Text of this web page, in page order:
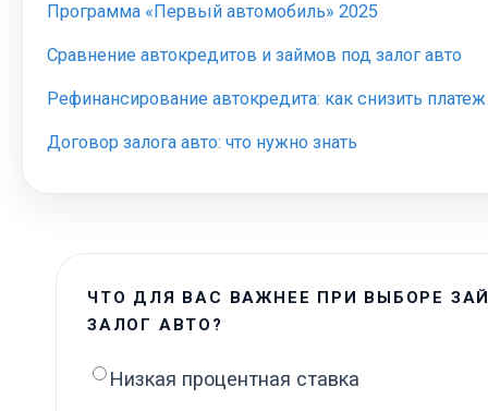
Программа «Первый автомобиль» 2025
Сравнение автокредитов и займов под залог авто
Рефинансирование автокредита: как снизить платеж
Договор залога авто: что нужно знать
ЧТО ДЛЯ ВАС ВАЖНЕЕ ПРИ ВЫБОРЕ
ЗАЛОГ АВТО?
Низкая процентная ставка